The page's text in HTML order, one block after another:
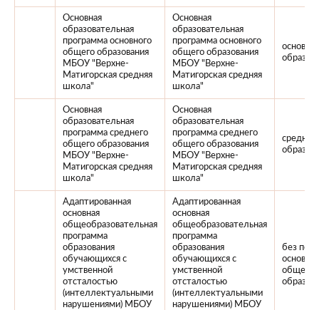
Основная
образовательная
программа основного
общего образования
МБОУ "Верхне-
Матигорская средняя
школа"
Основная
образовательная
программа основного
общего образования
МБОУ "Верхне-
Матигорская средняя
школа"
Основная
образовательная
программа среднего
общего образования
МБОУ "Верхне-
Матигорская средняя
школа"
Основная
образовательная
программа среднего
общего образования
МБОУ "Верхне-
Матигорская средняя
школа"
Адаптированная
основная
общеобразовательная
программа
образования
обучающихся с
умственной
отсталостью
(интеллектуальными
нарушениями) МБОУ
Адаптированная
основная
общеобразовательная
программа
образования
обучающихся с
умственной
отсталостью
(интеллектуальными
нарушениями) МБОУ
без
общего